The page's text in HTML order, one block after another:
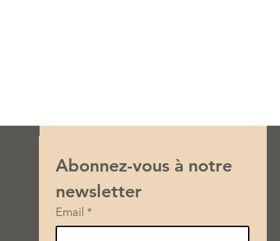
Abonnez-vous à notre
newsletter
Email *